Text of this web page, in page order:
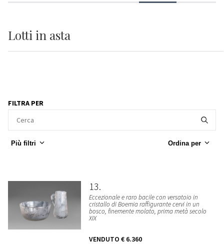
Lotti in asta
FILTRA PER
Più filtri Ordina per
13
Eccezionale e raro bacile con versatoio in
cristallo di Boemia raffigurante cervi in un
bosco, finemente molato, prima metà secolo
XIX
VENDUTO € 6.360